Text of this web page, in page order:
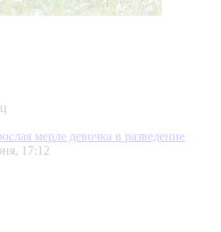
мерле девочка в разведение
17:12